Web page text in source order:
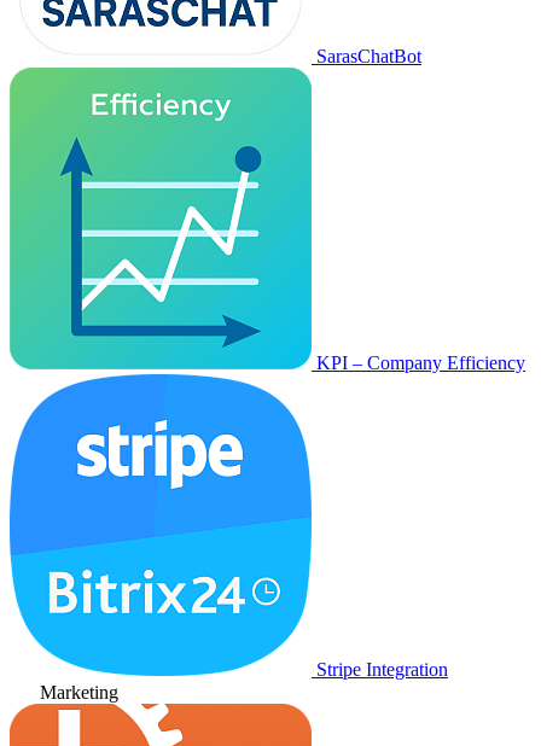
SarasChatBot
KPI – Company Efficiency
Stripe Integration
Marketing